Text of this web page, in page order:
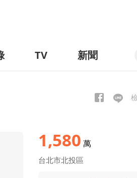
TV 新聞
1,580 萬
台北市北投區